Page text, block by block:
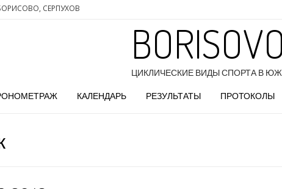
СЕРПУХОВ
ЦИКЛИЧЕСКИЕ ВИДЫ СПОРТА В
КАЛЕНДАРЬ РЕЗУЛЬТАТЫ ПРОТОКОЛЫ